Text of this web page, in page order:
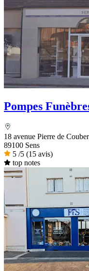
Pompes
18 avenue Pierre de
89100 Sens
5 /5 (15 avis)
top notes